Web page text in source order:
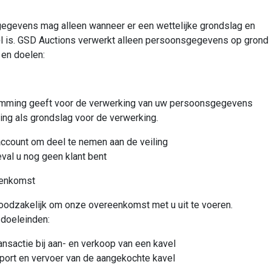
mag alleen wanneer er een wettelijke grondslag en
is. GSD Auctions verwerkt alleen persoonsgegevens op grond
doelen:
geeft voor de verwerking van uw persoonsgegevens
als grondslag voor de verwerking.
om deel te nemen aan de veiling
u nog geen klant bent
om onze overeenkomst met u uit te voeren.
bij aan- en verkoop van een kavel
en vervoer van de aangekochte kavel